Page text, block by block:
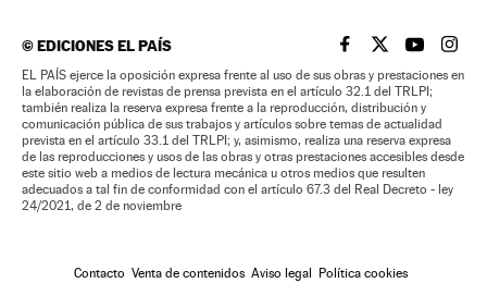
©EDICIONES EL PAÍS EL PAÍS BRASIL EN
EL PAÍSEL PAÍS
EL
EL PAÍS ejerce la oposición expresa frente al uso de sus obras y prestaciones en
la elaboración de revistas de prensa prevista en el artículo 32.1 del TRLPI;
también realiza la reserva expresa frente a la reproducción, distribución y
comunicación pública de sus trabajos y artículos sobre temas de actualidad
prevista en el artículo 33.1 del TRLPI; y, asimismo, realiza una reserva expresa
de las reproducciones y usos de las obras y otras prestaciones accesibles desde
este sitio web a medios de lectura mecánica u otros medios que resulten
adecuados a tal fin de conformidad con el artículo 67.3 del Real Decreto - ley
24/2021, de 2 de noviembre
Contacto Venta de contenidos Aviso legal Política cookies